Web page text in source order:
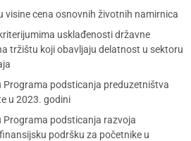
visine cena osnovnih životnih namirnica
usklađenosti državne
tržištu koji obavljaju delatnost u sektoru
Programa podsticanja preduzetništva
u 2023. godini
Programa podsticanja razvoja
podršku za početnike u